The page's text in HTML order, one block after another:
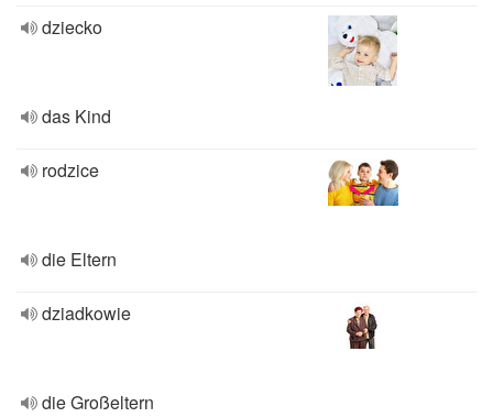
dziecko
das Kind
rodzice
die Eltern
dziadkowie
die Großeltern